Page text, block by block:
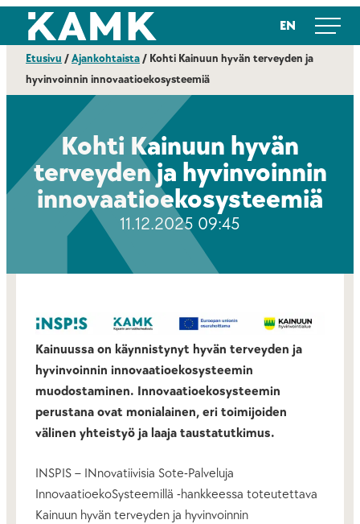
Siirry
suoraan
sisältöön
Kajaanin ammattikorkeakoulu EN
Etusivu /Ajankohtaista/ Kohti Kainuun hyvän terveyden ja
hyvinvoinnin innovaatioekosysteemiä
Kohti Kainuun hyvän
terveyden ja hyvinvoinnin
innovaatioekosysteemiä
11.12.2025 09:45
Kainuussa on käynnistynyt hyvän terveyden ja
hyvinvoinnin innovaatioekosysteemin
muodostaminen. Innovaatioekosysteemin
perustana ovat monialainen, eri toimijoiden
välinen yhteistyö ja laaja taustatutkimus.
INSPIS – INnovatiivisia Sote-Palveluja
InnovaatioekoSysteemillä -hankkeessa toteutettava
Kainuun hyvän terveyden ja hyvinvoinnin